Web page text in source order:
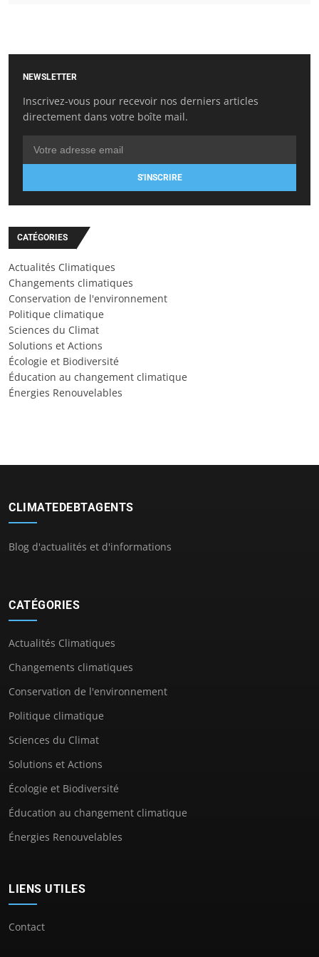
NEWSLETTER
Inscrivez-vous pour recevoir nos derniers articles
directement dans votre boîte mail.
S'INSCRIRE
CATÉGORIES
Actualités Climatiques
Changements climatiques
Conservation de l'environnement
Politique climatique
Sciences du Climat
Solutions et Actions
Écologie et Biodiversité
Éducation au changement climatique
Énergies Renouvelables
CLIMATEDEBTAGENTS
Blog d'actualités et d'informations
CATÉGORIES
Actualités Climatiques
Changements climatiques
Conservation de l'environnement
Politique climatique
Sciences du Climat
Solutions et Actions
Écologie et Biodiversité
Éducation au changement climatique
Énergies Renouvelables
LIENS UTILES
Contact